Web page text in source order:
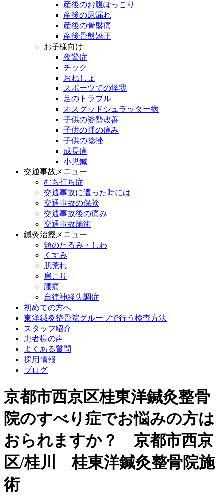
産後のお腹ぽっこり
産後の尿漏れ
産後の骨盤痛
産後骨盤矯正
お子様向け
夜驚症
チック
おねしょ
スポーツでの怪我
足のトラブル
オスグッドシュラッター病
子供の姿勢改善
子供の踵の痛み
子供の捻挫
成長痛
小児鍼
交通事故メニュー
むち打ち症
交通事故に遭った時には
交通事故の保険
交通事故後の痛み
交通事故施術
鍼灸治療メニュー
頬のたるみ・しわ
くすみ
肌荒れ
肩こり
腰痛
自律神経失調症
初めての方へ
東洋鍼灸整骨院グループで行う検査方法
スタッフ紹介
患者様の声
よくある質問
採用情報
ブログ
京都市西京区桂東洋鍼灸整骨
院のすべり症でお悩みの方は
おられますか？ 京都市西京
区/桂川 桂東洋鍼灸整骨院施
術